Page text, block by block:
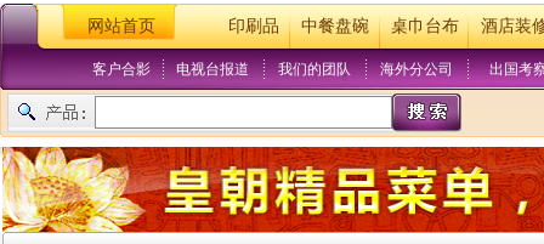
网站首页 印刷品 中餐盘碗 桌巾台布 酒店装
客户合影 电视台报道 我们的团队 海外分公司 出国考